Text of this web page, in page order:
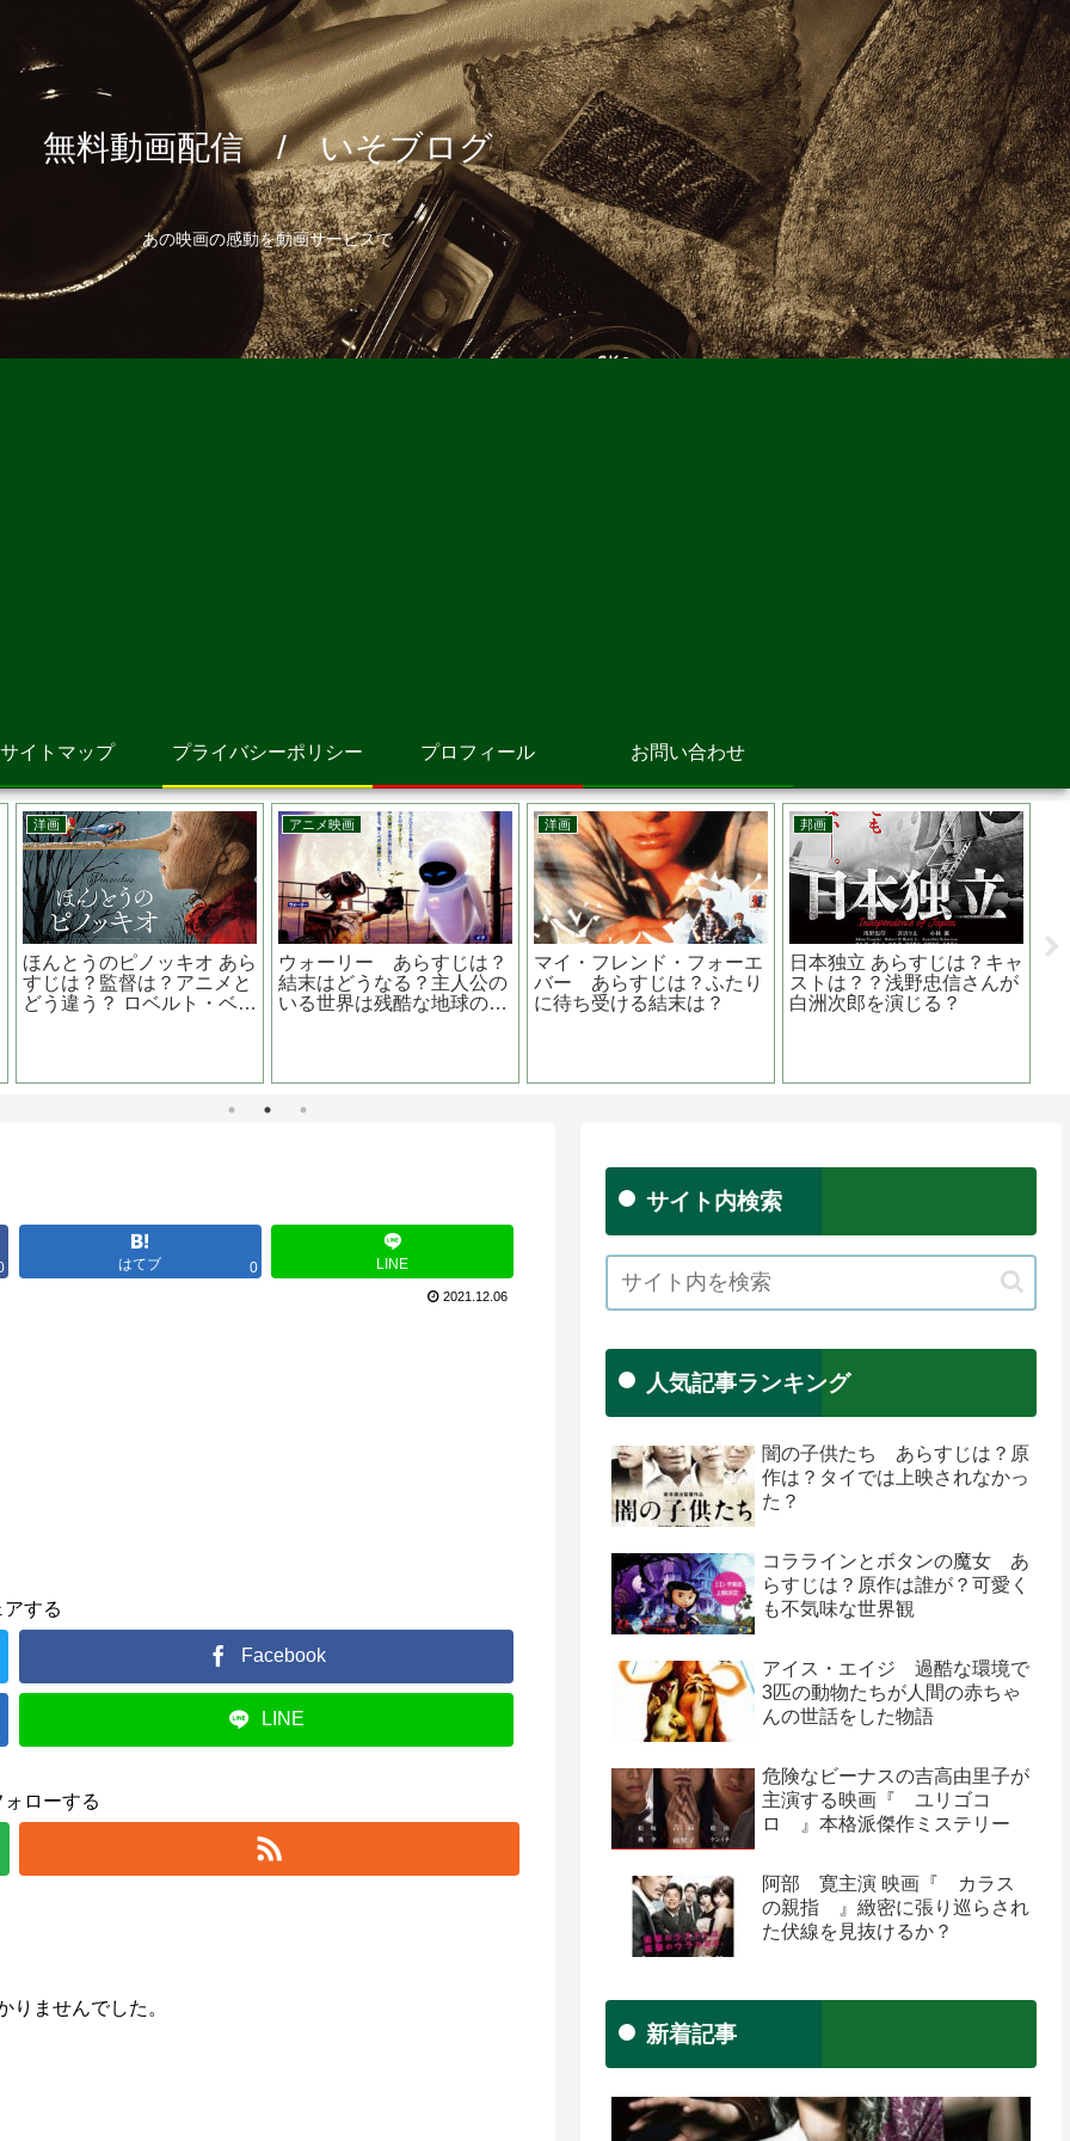
無料動画配信 / いそブログ
あの映画の感動を動画サービスで
サイトマップ プライバシーポリシー プロフィール お問い合わせ
邦画
共演NGの中井貴一主演
『日本の黒い夏 冤罪』 あ
の松本サリン事件を描く
韓国映画
夏時間 あらすじは？キャス
トは？監督は？ 釜山国際映
画祭４部門受賞作品
邦画
Ａｒｃ アーク あらすじ
は？原作は？監督は？ 芳根
京子主演
邦画
宇
はてブ 0 LINE
2021.12.06
する
Facebook
LINE
ローする
りませんでした。
サイト内検索
人気記事ランキング
闇の子供たち あらすじは？原
作は？タイでは上映されなかっ
た？
コララインとボタンの魔女 あ
らすじは？原作は誰が？可愛く
も不気味な世界観
アイス・エイジ 過酷な環境で
3匹の動物たちが人間の赤ちゃ
んの世話をした物語
危険なビーナスの吉高由里子が
主演する映画『 ユリゴコ
ロ 』本格派傑作ミステリー
阿部 寛主演 映画『 カラス
の親指 』緻密に張り巡らされ
た伏線を見抜けるか？
新着記事